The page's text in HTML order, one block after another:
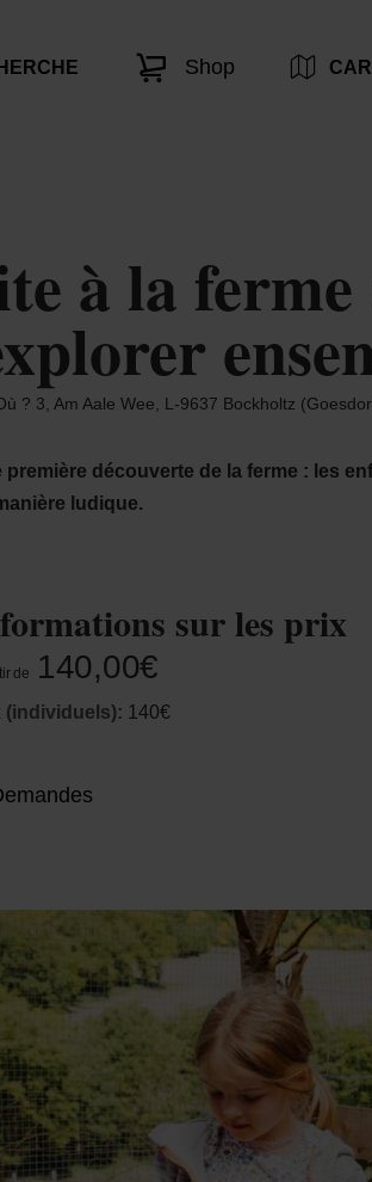
Shop
à la
? 3, Am Aale Wee, L-9637 Bockholtz
première découverte de la ferme : les
ludique.
sur les prix
de 140,00€
(individuels): 140€